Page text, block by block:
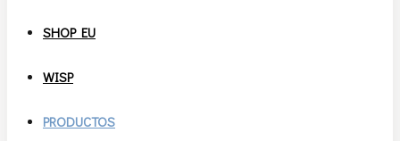
SHOP EU
WISP
PRODUCTOS